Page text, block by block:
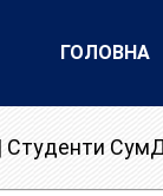
ГОЛОВНА
| Студенти